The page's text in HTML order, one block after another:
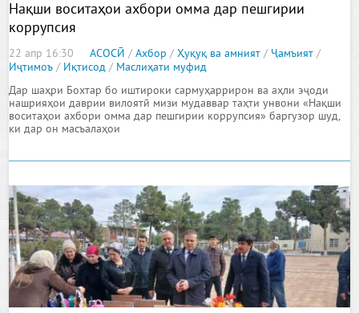
Нақши воситаҳои ахбори омма дар пешгирии
коррупсия
22 апр 16:30 АСОСӢ /Ахбор /Ҳуқуқ ва амният / Ҷамъият /
Иҷтимоъ / Иқтисод / Маслиҳати муфид
Дар шаҳри Бохтар бо иштироки сармуҳаррирон ва аҳли эҷоди
нашрияҳои даврии вилоятӣ мизи мудаввар таҳти унвони «Нақши
воситаҳои ахбори омма дар пешгирии коррупсия» баргузор шуд,
ки дар он масъалаҳои